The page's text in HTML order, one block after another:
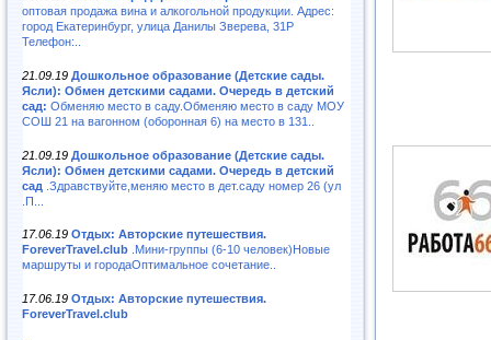
оптовая продажа вина и алкогольной продукции. Адрес:
город Екатеринбург, улица Данилы Зверева, 31Р
Телефон:..
21.09.19 Дошкольное образование (Детские сады.
Ясли): Обмен детскими садами. Очередь в детский
сад: Обменяю место в саду.Обменяю место в саду МОУ
СОШ 21 на вагонном (оборонная 6) на место в 131..
21.09.19 Дошкольное образование (Детские сады.
Ясли): Обмен детскими садами. Очередь в детский
сад .Здравствуйте,меняю место в дет.саду номер 26 (ул
.П...
17.06.19 Отдых: Авторские путешествия.
ForeverTravel.club .Мини-группы (6-10 человек)Новые
маршруты и городаОптимальное сочетание..
17.06.19 Отдых: Авторские путешествия.
ForeverTravel.club